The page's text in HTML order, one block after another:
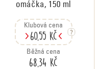
omáčka, 150 ml
Klubová cena
60,55 Kč
Běžná cena
68,34 Kč